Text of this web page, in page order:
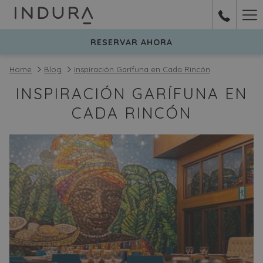
RESERVAR AHORA
Home Blog Inspiración Garífuna en Cada Rincón
INSPIRACIÓN GARÍFUNA EN
CADA RINCÓN